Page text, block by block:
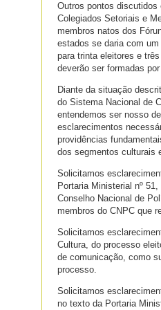
Outros pontos discutidos
Colegiados Setoriais e
membros natos dos
estados se daria com
para trinta eleitores e
deverão ser formadas
Diante da situação
do Sistema Nacional de
entendemos ser nosso
esclarecimentos
providências
dos segmentos culturais
Solicitamos
Portaria Ministerial nº
Conselho Nacional de
membros do CNPC que
Solicitamos
Cultura, do processo
de comunicação, como
processo.
Solicitamos
no texto da Portaria